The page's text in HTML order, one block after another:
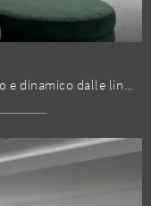
Se vuoi completare un soggiorno pratico e dinamico dalle linee moderne, ti offriamo la parete attrezzata Lapis LP12 Spar.